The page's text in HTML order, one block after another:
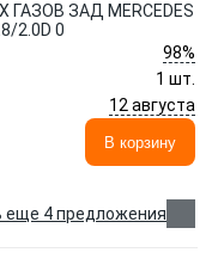
ЗАД MERCEDES
2.0D 0
98%
1 шт.
12 августа
В корзину
еще 4 предложения